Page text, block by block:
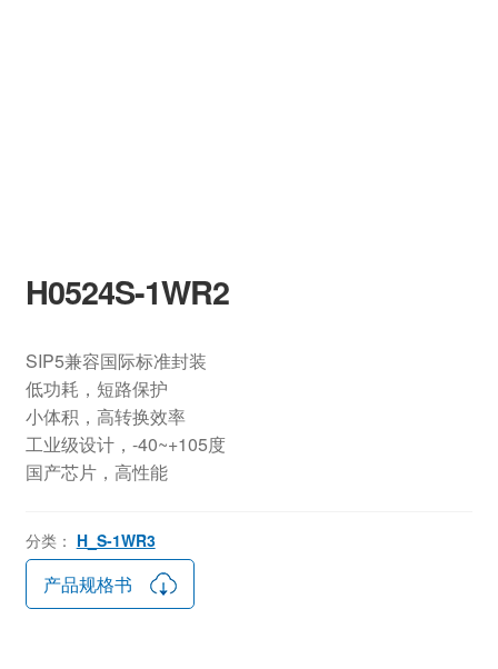
H0524S-1WR2
SIP5兼容国际标准封装
低功耗，短路保护
小体积，高转换效率
工业级设计，-40~+105度
国产芯片，高性能
分类： H_S-1WR3
产品规格书